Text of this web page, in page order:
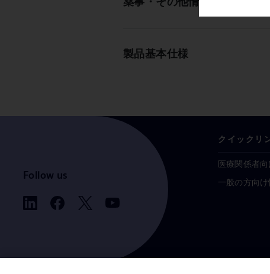
薬事・その他情報
製品基本仕様
Follow us
クイックリ
医療関係者向
一般の方向け